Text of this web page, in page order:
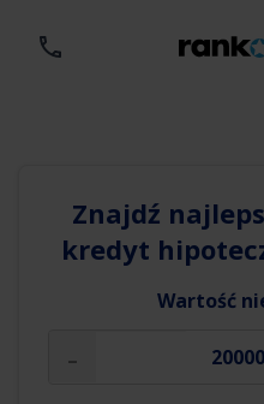
Znajdź
kredyt
Wartość
-